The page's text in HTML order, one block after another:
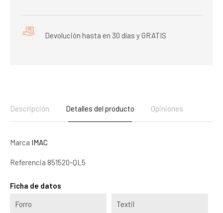
Devolución hasta en 30 días y GRATIS
Descripción Detalles del producto Opiniones
Marca IMAC
Referencia 851520-QL5
Ficha de datos
Forro Textil